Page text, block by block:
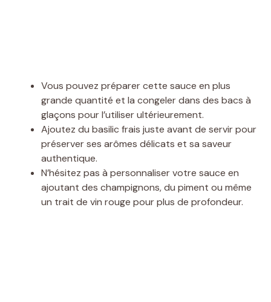
Vous pouvez préparer cette sauce en plus
grande quantité et la congeler dans des bacs à
glaçons pour l’utiliser ultérieurement.
Ajoutez du basilic frais juste avant de servir pour
préserver ses arômes délicats et sa saveur
authentique.
N’hésitez pas à personnaliser votre sauce en
ajoutant des champignons, du piment ou même
un trait de vin rouge pour plus de profondeur.